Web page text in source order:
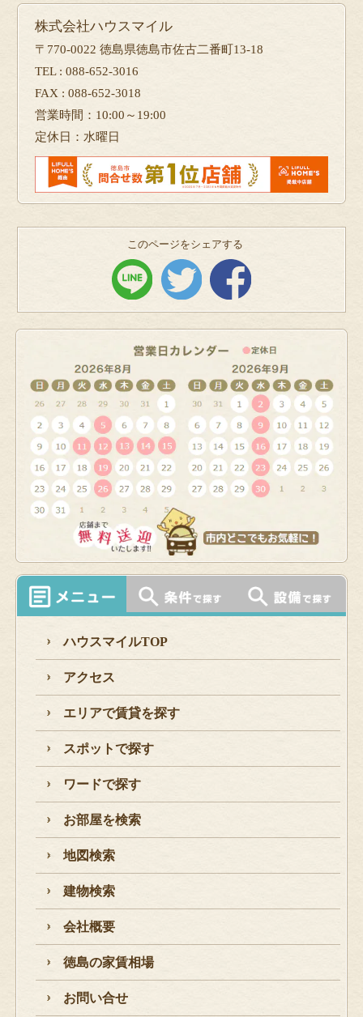
株式会社ハウスマイル
〒770-0022 徳島県徳島市佐古二番町13-18
TEL : 088-652-3016
FAX : 088-652-3018
営業時間：10:00～19:00
定休日：水曜日
このページをシェアする
ハウスマイルTOP
アクセス
エリアで賃貸を探す
スポットで探す
ワードで探す
お部屋を検索
地図検索
建物検索
会社概要
徳島の家賃相場
お問い合せ